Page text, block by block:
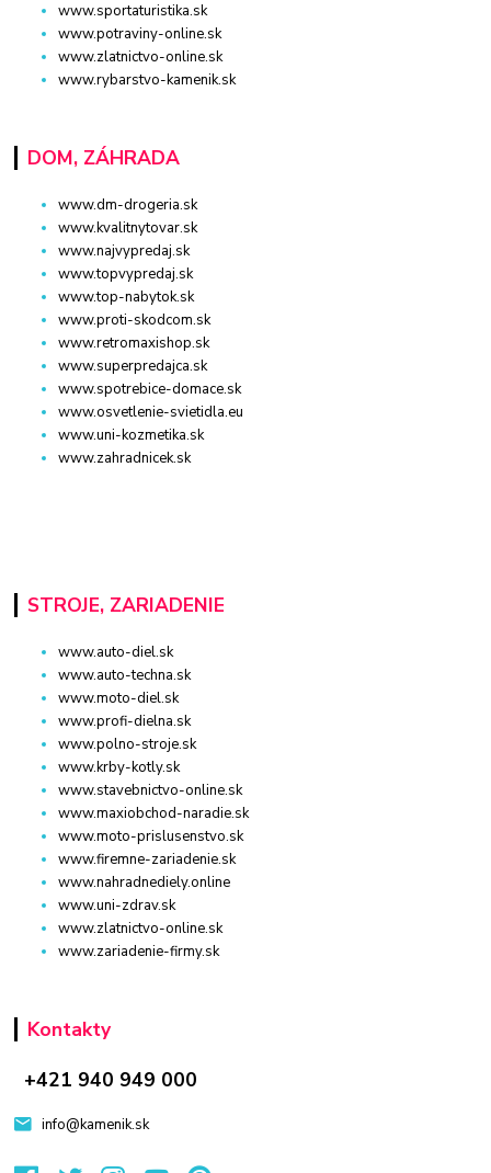
www.sportaturistika.sk
www.potraviny-online.sk
www.zlatnictvo-online.sk
www.rybarstvo-kamenik.sk
DOM, ZÁHRADA
www.dm-drogeria.sk
www.kvalitnytovar.sk
www.najvypredaj.sk
www.topvypredaj.sk
www.top-nabytok.sk
www.proti-skodcom.sk
www.retromaxishop.sk
www.superpredajca.sk
www.spotrebice-domace.sk
www.osvetlenie-svietidla.eu
www.uni-kozmetika.sk
www.zahradnicek.sk
STROJE, ZARIADENIE
www.auto-diel.sk
www.auto-techna.sk
www.moto-diel.sk
www.profi-dielna.sk
www.polno-stroje.sk
www.krby-kotly.sk
www.stavebnictvo-online.sk
www.maxiobchod-naradie.sk
www.moto-prislusenstvo.sk
www.firemne-zariadenie.sk
www.nahradnediely.online
www.uni-zdrav.sk
www.zlatnictvo-online.sk
www.zariadenie-firmy.sk
Kontakty
+421 940 949 000
info@kamenik.sk